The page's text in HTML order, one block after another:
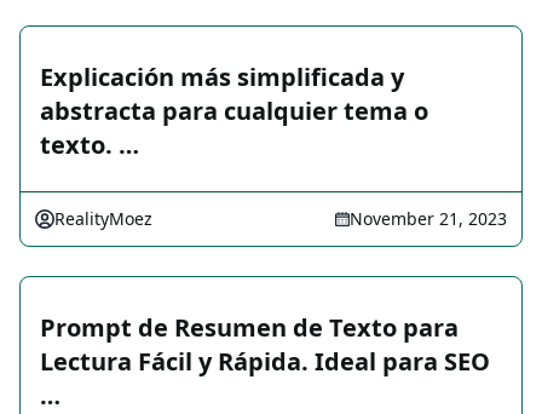
Explicación más simplificada y
abstracta para cualquier tema o
texto. …
RealityMoez November 21, 2023
Prompt de Resumen de Texto para
Lectura Fácil y Rápida. Ideal para SEO
…